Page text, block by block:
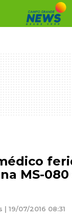
MS-
19/07/2016 08:31